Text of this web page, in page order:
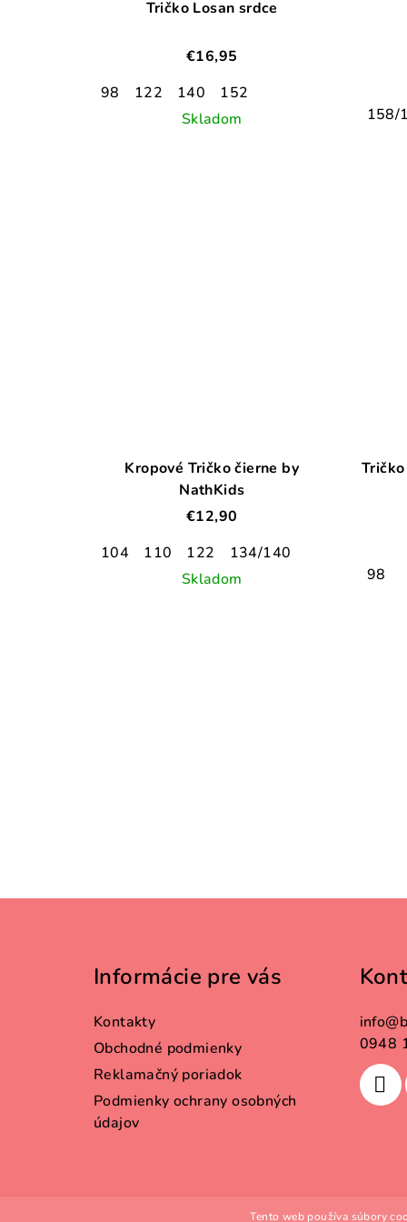
Tento web používa súbory
Tričko Losan srdce
€16,95
98
122 140
152
Skladom
158/
Kropové Tričko čierne by
NathKids
€12,90
104
110 122
134/140
Skladom
98
Informácie pre vás
Kontakty
Obchodné podmienky
Reklamačný poriadok
Podmienky ochrany osobných
údajov
info@
0948